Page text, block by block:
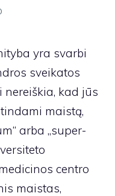
yra svarbi
sveikatos
kad jūs
maistą,
arba „super-
centro
maistas,